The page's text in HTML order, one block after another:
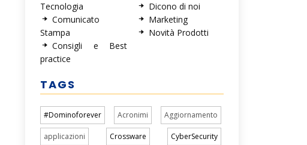
Tecnologia
Comunicato
Stampa
Consigli e Best
practice
Dicono di noi
Marketing
Novità Prodotti
TAGS
#Dominoforever Acronimi Aggiornamento
applicazioni Crossware CyberSecurity